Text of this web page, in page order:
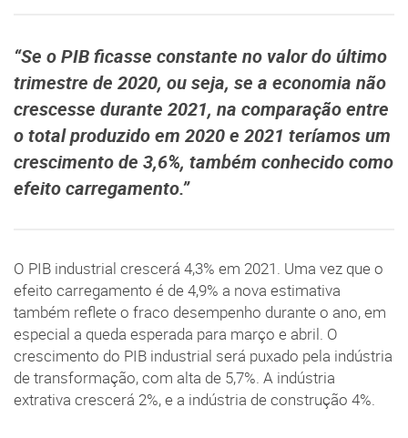
“Se o PIB ficasse constante no valor do último
trimestre de 2020, ou seja, se a economia não
crescesse durante 2021, na comparação entre
o total produzido em 2020 e 2021 teríamos um
crescimento de 3,6%, também conhecido como
efeito carregamento.”
O PIB industrial crescerá 4,3% em 2021. Uma vez que o
efeito carregamento é de 4,9% a nova estimativa
também reflete o fraco desempenho durante o ano, em
especial a queda esperada para março e abril. O
crescimento do PIB industrial será puxado pela indústria
de transformação, com alta de 5,7%. A indústria
extrativa crescerá 2%, e a indústria de construção 4%.